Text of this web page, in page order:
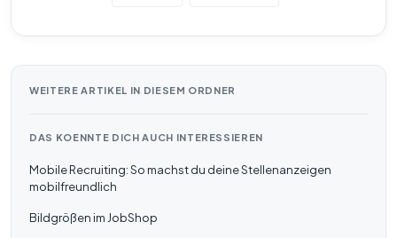
WEITERE ARTIKEL IN DIESEM ORDNER
DAS KOENNTE DICH AUCH INTERESSIEREN
Mobile Recruiting: So machst du deine Stellenanzeigen
mobilfreundlich
Bildgrößen im JobShop